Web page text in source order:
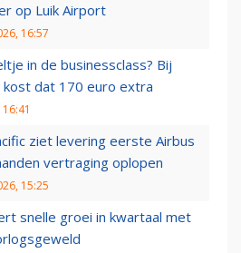
op Luik Airport
16:57
in de businessclass? Bij
kost dat 170 euro extra
ziet levering eerste Airbus
vertraging oplopen
15:25
snelle groei in kwartaal met